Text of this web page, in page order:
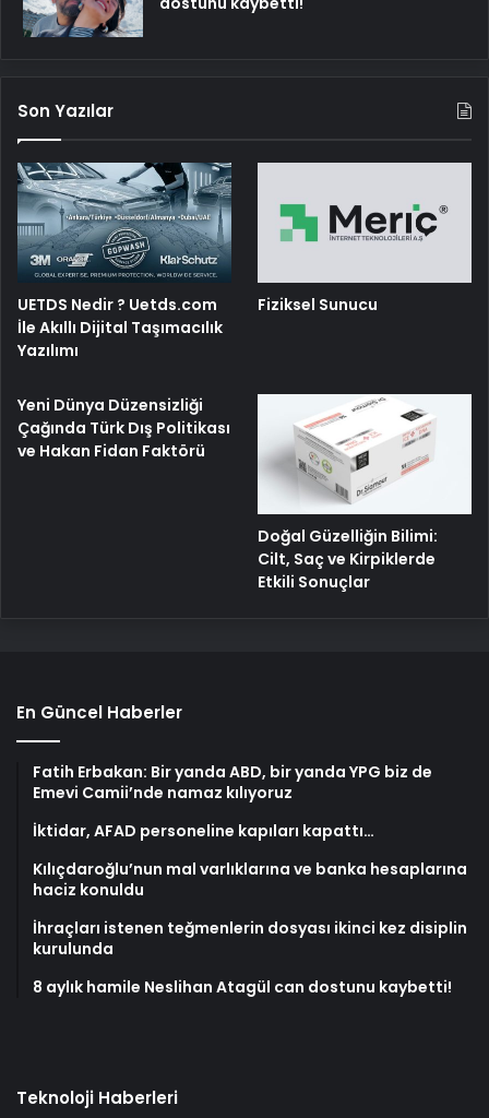
Son Yazılar
UETDS Nedir ? Uetds.com
İle Akıllı Dijital Taşımacılık
Yazılımı
Fiziksel Sunucu
Yeni Dünya Düzensizliği
Çağında Türk Dış Politikası
ve Hakan Fidan Faktörü
Doğal Güzelliğin Bilimi:
Cilt, Saç ve Kirpiklerde
Etkili Sonuçlar
En Güncel Haberler
Fatih Erbakan: Bir yanda ABD, bir yanda YPG biz de
Emevi Camii’nde namaz kılıyoruz
İktidar, AFAD personeline kapıları kapattı…
Kılıçdaroğlu’nun mal varlıklarına ve banka hesaplarına
haciz konuldu
İhraçları istenen teğmenlerin dosyası ikinci kez disiplin
kurulunda
8 aylık hamile Neslihan Atagül can dostunu kaybetti!
Teknoloji Haberleri